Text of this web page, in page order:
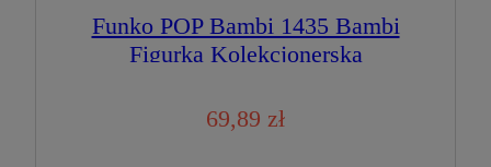
Funko POP Bambi 1435 Bambi
Figurka Kolekcjonerska
69,89 zł